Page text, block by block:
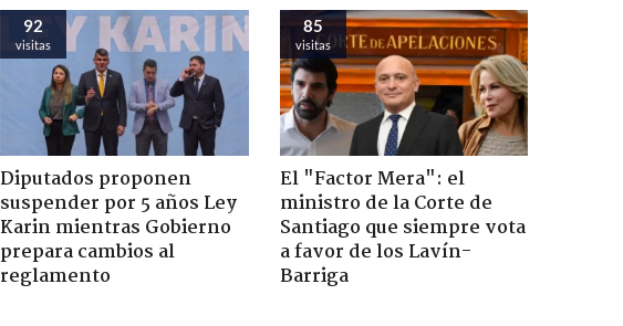
92
visitas
Diputados proponen
suspender por 5 años Ley
Karin mientras Gobierno
prepara cambios al
reglamento
85
visitas
El "Factor Mera": el
ministro de la Corte de
Santiago que siempre vota
a favor de los Lavín-
Barriga